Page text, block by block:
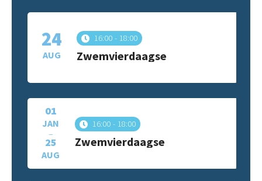
24
AUG
16:00 18:00
Zwemvierdaagse
01
JAN
–
25
AUG
16:00 18:00
Zwemvierdaagse